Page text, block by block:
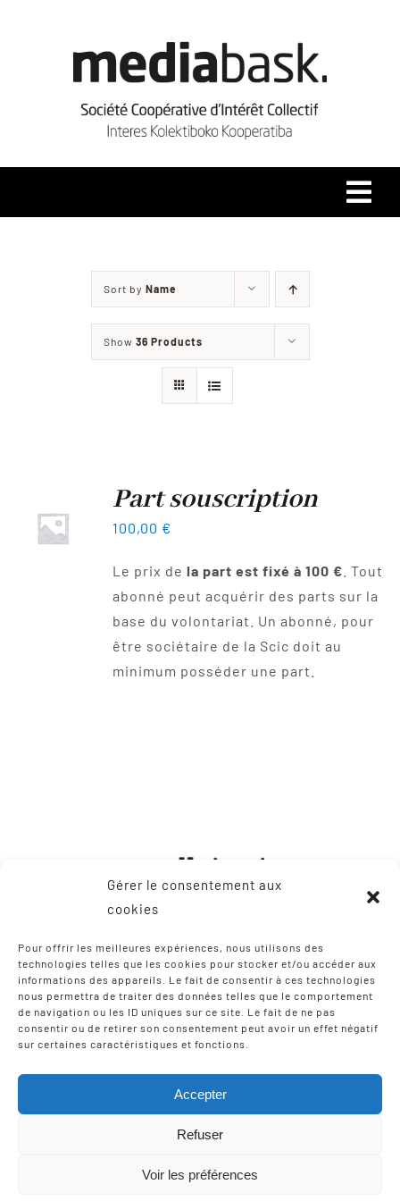
Gérer le consentement aux
cookies
Pour offrir les meilleures expériences, nous utilisons des
technologies telles que les cookies pour stocker et/ou accéder aux
informations des appareils. Le fait de consentir à ces technologies
nous permettra de traiter des données telles que le comportement
de navigation ou les ID uniques sur ce site. Le fait de ne pas
consentir ou de retirer son consentement peut avoir un effet négatif
sur certaines caractéristiques et fonctions.
Accepter
Refuser
Voir les préférences
Qui sommes-nous ?
Coopérative
Contact
Sort by Name
Show 36 Products
Part souscription
100,00 €
Le prix de la part est fixé à 100 € . Tout
abonné peut acquérir des parts sur la
base du volontariat. Un abonné, pour
être sociétaire de la Scic doit au
minimum posséder une part.
CONTACT
8, Zone Artisanale Martinzaharenia
Tel: +33 9 75 12 97 02
Email:scic-iparla@mediabask.eus
© Copyright 2012 - 2026 | Mentions légales